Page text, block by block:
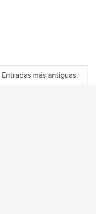
Entradas más antiguas